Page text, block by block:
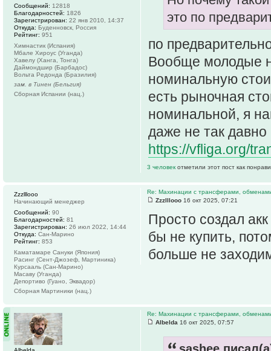
это по
по
Вообще молодые
номинальную
есть рыночная
номинальной, я
даже не так давно
https://vfliga.org/
3 человек отметили этот пост как
Сообщений: 12818
Благодарностей: 1826
Зарегистрирован: 22 янв 2010, 14:37
Откуда: Буденновск, Россия
Рейтинг: 951
Химнастик (Испания)
Мбале Хироус (Уганда)
Хавелу (Ханга, Тонга)
Даймондшир (Барбадос)
Вольта Редонда (Бразилия)
зам. в Тинен (Бельгия)
Сборная Испании (нац.)
Re: Махинации с трансферами,
Zzzlllooo 16 окт 2025, 07:21
Просто создал
бы не купить,
больше не
Zzzlllooo
Начинающий менеджер
Сообщений: 90
Благодарностей: 81
Зарегистрирован: 26 июл 2022, 14:44
Откуда: Сан-Марино
Рейтинг: 853
Каматамаре Сануки (Япония)
Расинг (Сент-Джозеф, Мартиника)
Курсааль (Сан-Марино)
Масаву (Уганда)
Депортиво (Гуано, Эквадор)
Сборная Мартиники (нац.)
Re: Махинации с трансферами,
Albelda 16 окт 2025, 07:57